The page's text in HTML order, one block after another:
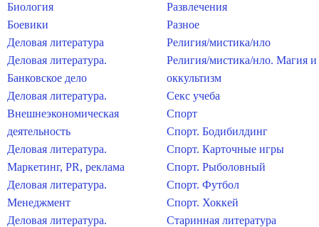
Биология
Боевики
Деловая литература
Деловая литература.
Банковское дело
Деловая литература.
Внешнеэкономическая
деятельность
Деловая литература.
Маркетинг, PR, реклама
Деловая литература.
Менеджмент
Деловая литература.
Развлечения
Разное
Религия/мистика/нло
Религия/мистика/нло. Магия и
оккультизм
Секс учеба
Спорт
Спорт. Бодибилдинг
Спорт. Карточные игры
Спорт. Рыболовный
Спорт. Футбол
Спорт. Хоккей
Старинная литература